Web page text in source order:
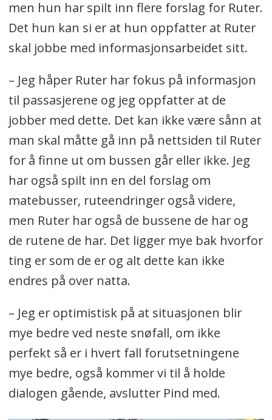
men hun har spilt inn flere forslag for Ruter.
Det hun kan si er at hun oppfatter at Ruter
skal jobbe med informasjonsarbeidet sitt.
– Jeg håper Ruter har fokus på informasjon
til passasjerene og jeg oppfatter at de
jobber med dette. Det kan ikke være sånn at
man skal måtte gå inn på nettsiden til Ruter
for å finne ut om bussen går eller ikke. Jeg
har også spilt inn en del forslag om
matebusser, ruteendringer også videre,
men Ruter har også de bussene de har og
de rutene de har. Det ligger mye bak hvorfor
ting er som de er og alt dette kan ikke
endres på over natta.
– Jeg er optimistisk på at situasjonen blir
mye bedre ved neste snøfall, om ikke
perfekt så er i hvert fall forutsetningene
mye bedre, også kommer vi til å holde
dialogen gående, avslutter Pind med.